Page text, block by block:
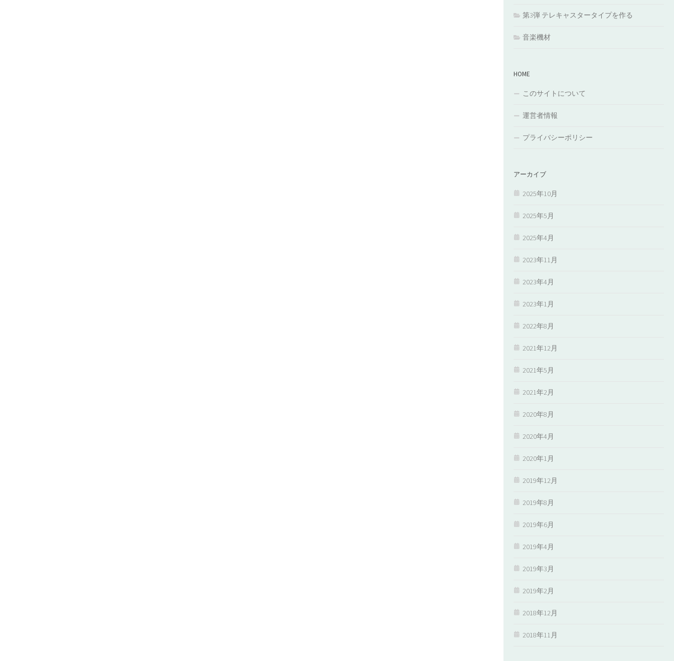
第3弾 テレキャスタータイプを作る
音楽機材
HOME
このサイトについて
運営者情報
プライバシーポリシー
アーカイブ
2025年10月
2025年5月
2025年4月
2023年11月
2023年4月
2023年1月
2022年8月
2021年12月
2021年5月
2021年2月
2020年8月
2020年4月
2020年1月
2019年12月
2019年8月
2019年6月
2019年4月
2019年3月
2019年2月
2018年12月
2018年11月